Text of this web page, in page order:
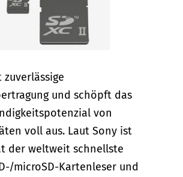
und schöpft das
von
voll aus. Laut Sony ist
der weltweit schnellste
microSD-Kartenleser und